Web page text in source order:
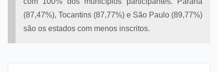
(87,47%), Tocantins (87,77%) e São Paulo (89,77%)
são os estados com menos inscritos.